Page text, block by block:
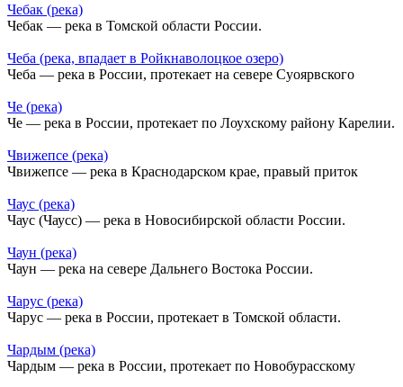
Чебак (река)
Чебак — река в Томской области России.
Чеба (река, впадает в Ройкнаволоцкое озеро)
Чеба — река в России, протекает на севере Суоярвского
Че (река)
Че — река в России, протекает по Лоухскому району Карелии.
Чвижепсе (река)
Чвижепсе — река в Краснодарском крае, правый приток
Чаус (река)
Чаус (Чаусс) — река в Новосибирской области России.
Чаун (река)
Чаун — река на севере Дальнего Востока России.
Чарус (река)
Чарус — река в России, протекает в Томской области.
Чардым (река)
Чардым — река в России, протекает по Новобурасскому